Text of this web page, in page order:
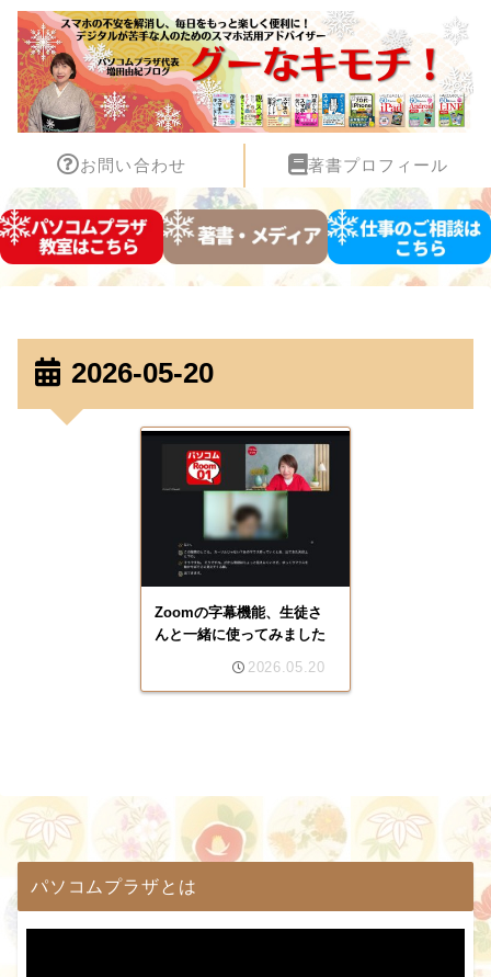
お問い合わせ 著書プロフィール
2026-05-20
Zoomの字幕機能、生徒さ
んと一緒に使ってみました
2026.05.20
パソコムプラザとは